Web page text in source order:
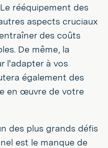
rééquipement des
aspects cruciaux
des coûts
De même, la
l'adapter à vos
également des
en œuvre de votre
des plus grands défis
est le manque de